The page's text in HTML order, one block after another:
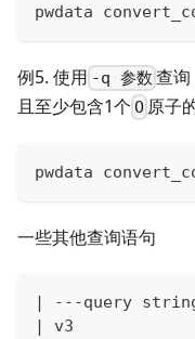
pwdata
例5. 使用 -q 参数 查
且至少包含1个 O 原子
pwdata
一些其他查询语句
| ---query
| v3